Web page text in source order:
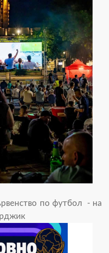
по футбол - на